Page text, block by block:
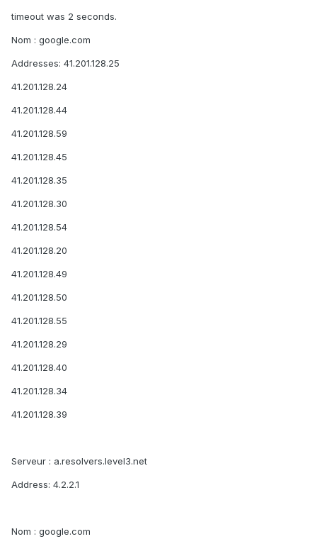
timeout was 2 seconds.
Nom : google.com
Addresses: 41.201.128.25
41.201.128.24
41.201.128.44
41.201.128.59
41.201.128.45
41.201.128.35
41.201.128.30
41.201.128.54
41.201.128.20
41.201.128.49
41.201.128.50
41.201.128.55
41.201.128.29
41.201.128.40
41.201.128.34
41.201.128.39
Serveur : a.resolvers.level3.net
Address: 4.2.2.1
Nom : google.com